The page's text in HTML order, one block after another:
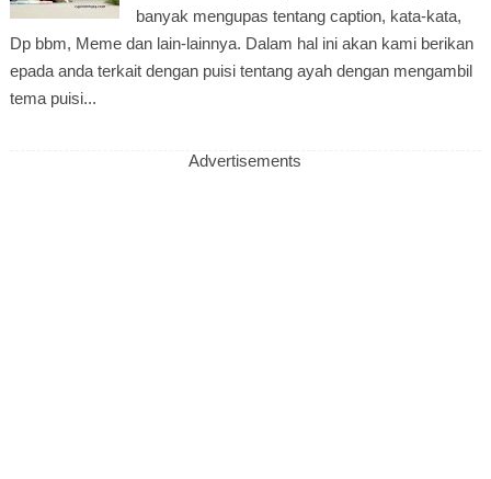
banyak mengupas tentang caption, kata-kata,
Dp bbm, Meme dan lain-lainnya. Dalam hal ini akan kami berikan
epada anda terkait dengan puisi tentang ayah dengan mengambil
tema puisi...
Advertisements